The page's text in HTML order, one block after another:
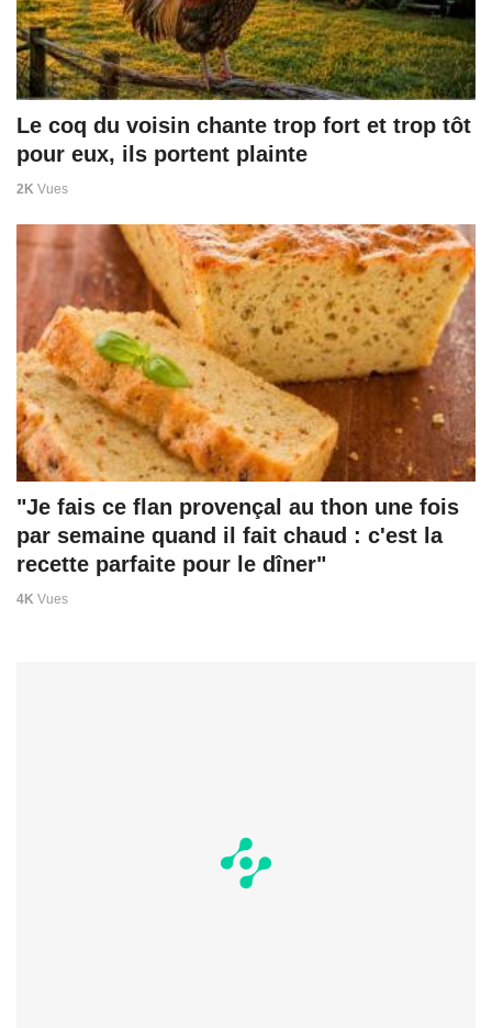
Le coq du voisin chante trop fort et trop tôt
pour eux, ils portent plainte
2K Vues
"Je fais ce flan provençal au thon une fois
par semaine quand il fait chaud : c'est la
recette parfaite pour le dîner"
4K Vues